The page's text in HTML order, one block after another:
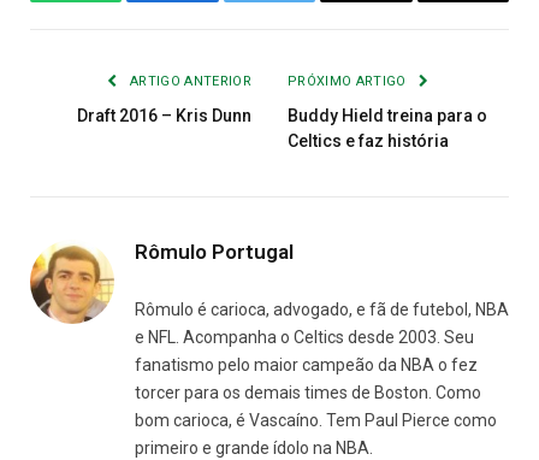
ARTIGO ANTERIOR
Draft 2016 – Kris Dunn
PRÓXIMO ARTIGO
Buddy Hield treina para o
Celtics e faz história
Rômulo Portugal
Rômulo é carioca, advogado, e fã de futebol, NBA
e NFL. Acompanha o Celtics desde 2003. Seu
fanatismo pelo maior campeão da NBA o fez
torcer para os demais times de Boston. Como
bom carioca, é Vascaíno. Tem Paul Pierce como
primeiro e grande ídolo na NBA.